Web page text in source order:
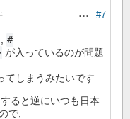
操作#7
#
が入っているのが問題
てしまうみたいです.
すると逆にいつも日本
で,